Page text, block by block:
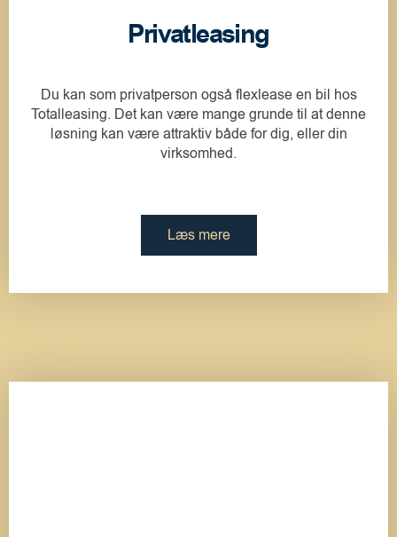
Privatleasing
Du kan som privatperson også flexlease en bil hos
Totalleasing. Det kan være mange grunde til at denne
løsning kan være attraktiv både for dig, eller din
virksomhed.
Læs mere